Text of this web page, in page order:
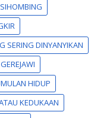
SERING DINYANYIKAN
HIDUP
KEDUKAAN